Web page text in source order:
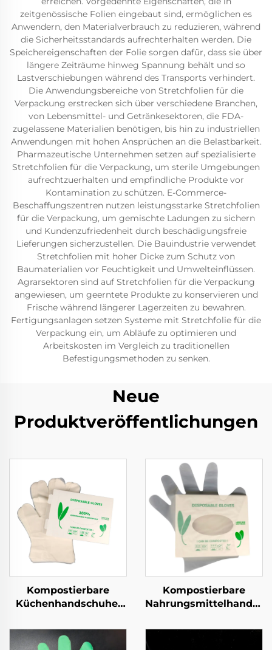
zeitgenössische Folien eingebaut sind, ermöglichen es
Anwendern, den Materialverbrauch zu reduzieren, während
die Sicherheitsstandards aufrechterhalten werden. Die
Speichereigenschaften der Folie sorgen dafür, dass sie über
längere Zeiträume hinweg Spannung behält und so
Lastverschiebungen während des Transports verhindert.
Die Anwendungsbereiche von Stretchfolien für die
Verpackung erstrecken sich über verschiedene Branchen,
von Lebensmittel- und Getränkesektoren, die FDA-
zugelassene Materialien benötigen, bis hin zu industriellen
Anwendungen mit hohen Ansprüchen an die Belastbarkeit.
Pharmazeutische Unternehmen setzen auf spezialisierte
Stretchfolien für die Verpackung, um sterile Umgebungen
aufrechtzuerhalten und empfindliche Produkte vor
Kontamination zu schützen. E-Commerce-
Beschaffungszentren nutzen leistungsstarke Stretchfolien
für die Verpackung, um gemischte Ladungen zu sichern
und Kundenzufriedenheit durch beschädigungsfreie
Lieferungen sicherzustellen. Die Bauindustrie verwendet
Stretchfolien mit hoher Dicke zum Schutz von
Baumaterialien vor Feuchtigkeit und Umwelteinflüssen.
Agrarsektoren sind auf Stretchfolien für die Verpackung
angewiesen, um geerntete Produkte zu konservieren und
Frische während längerer Lagerzeiten zu bewahren.
Fertigungsanlagen setzen Systeme mit Stretchfolie für die
Verpackung ein, um Abläufe zu optimieren und
Arbeitskosten im Vergleich zu traditionellen
Befestigungsmethoden zu senken.
Neue
Produktveröffentlichungen
Kompostierbare
Küchenhandschuhe,
kompostierbar aus
PLA PBAT Maisstärke
Kompostierbare
kompostierbar aus